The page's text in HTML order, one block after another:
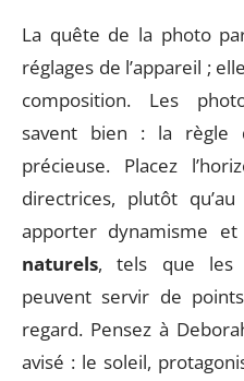
La quête de la photo
réglages de l’appareil ;
composition. Les
savent bien : la règle
précieuse. Placez
directrices, plutôt
apporter dynamisme et
naturels, tels que les
peuvent servir de
regard. Pensez à
avisé : le soleil,